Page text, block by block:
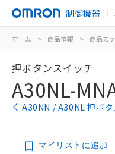
制御機器
ホーム > 商品情報 > 商品カ
押ボタンスイッチ
A30NL-
A30NN / A30NL 押ボ
マイリストに追加